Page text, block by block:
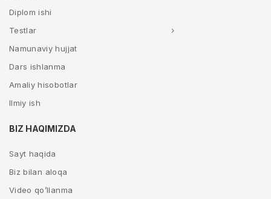
Diplom ishi
Testlar
Namunaviy hujjat
Dars ishlanma
Amaliy hisobotlar
Ilmiy ish
BIZ HAQIMIZDA
Sayt haqida
Biz bilan aloqa
Video qo’llanma